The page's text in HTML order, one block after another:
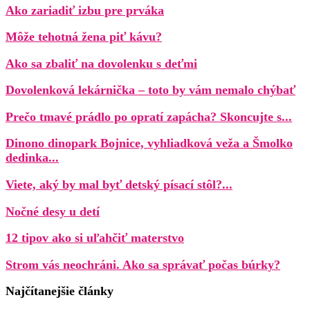
Ako zariadiť izbu pre prváka
Môže tehotná žena piť kávu?
Ako sa zbaliť na dovolenku s deťmi
Dovolenková lekárnička – toto by vám nemalo chýbať
Prečo tmavé prádlo po opratí zapácha? Skoncujte s...
Dinono dinopark Bojnice, vyhliadková veža a Šmolko
dedinka...
Viete, aký by mal byť detský písací stôl?...
Nočné desy u detí
12 tipov ako si uľahčiť materstvo
Strom vás neochráni. Ako sa správať počas búrky?
Najčítanejšie články